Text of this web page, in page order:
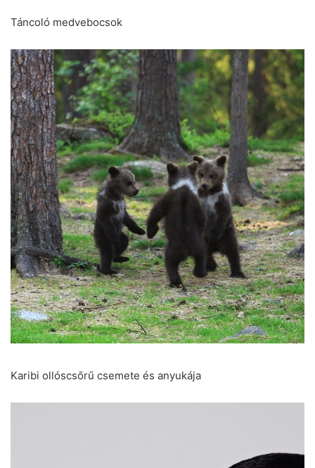
Táncoló medvebocsok
Karibi ollóscsőrű csemete és anyukája